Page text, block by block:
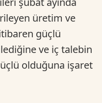
üretim ve
güçlü
ve iç talebin
olduğuna işaret